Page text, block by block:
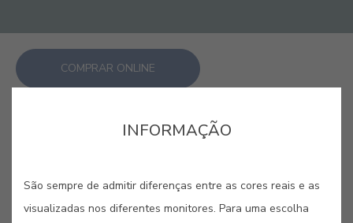
COMPRAR ONLINE
INFORMAÇÃO
São sempre de admitir diferenças entre as cores reais e as
visualizadas nos diferentes monitores. Para uma escolha